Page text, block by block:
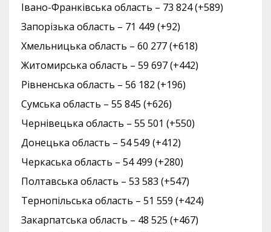
Івано-Франківська область – 73 824 (+589)
Запорізька область – 71 449 (+92)
Хмельницька область – 60 277 (+618)
Житомирська область – 59 697 (+442)
Рівненська область – 56 182 (+196)
Сумська область – 55 845 (+626)
Чернівецька область – 55 501 (+550)
Донецька область – 54 549 (+412)
Черкаська область – 54 499 (+280)
Полтавська область – 53 583 (+547)
Тернопільська область – 51 559 (+424)
Закарпатська область – 48 525 (+467)